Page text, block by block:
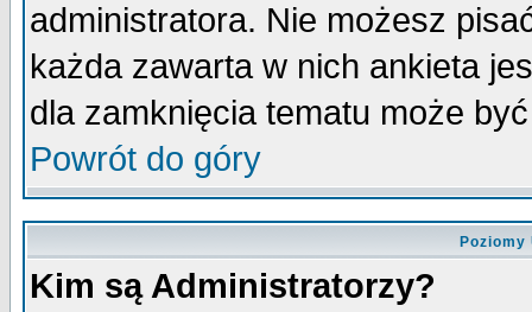
administratora. Nie możesz
każda zawarta w nich ankieta
dla zamknięcia tematu może
Powrót do góry
Kim są Administratorzy?